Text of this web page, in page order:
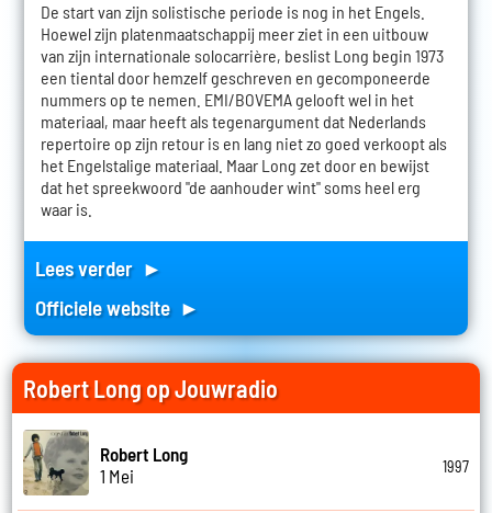
De start van zijn solistische periode is nog in het Engels.
Hoewel zijn platenmaatschappij meer ziet in een uitbouw
van zijn internationale solocarrière, beslist Long begin 1973
een tiental door hemzelf geschreven en gecomponeerde
nummers op te nemen. EMI/BOVEMA gelooft wel in het
materiaal, maar heeft als tegenargument dat Nederlands
repertoire op zijn retour is en lang niet zo goed verkoopt als
het Engelstalige materiaal. Maar Long zet door en bewijst
dat het spreekwoord "de aanhouder wint" soms heel erg
waar is.
Lees verder ►
Officiele website ►
Robert Long op Jouwradio
Robert Long
1 Mei
1997